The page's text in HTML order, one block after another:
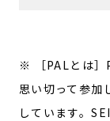
※ ［PALとは
思い切って参加
しています。